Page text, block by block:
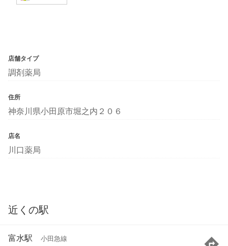
店舗タイプ
調剤薬局
住所
神奈川県小田原市堀之内２０６
店名
川口薬局
近くの駅
富水駅 小田急線